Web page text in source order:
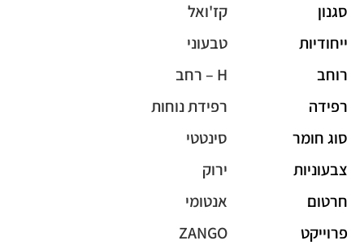
סגנון
קז'ואל
ייחודיות
טבעוני
רוחב
H – רחב
רפידה
רפידת נוחות
סוג חומר
סינטטי
צבעוניות
ירוק
חרטום
אנטומי
פרוייקט
ZANGO